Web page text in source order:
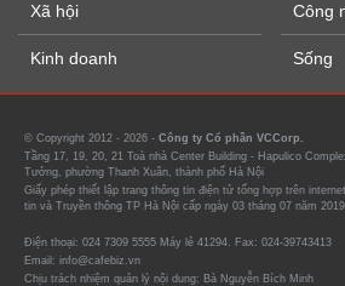
Xã hội
Kinh doanh
Công
Sống
© Copyright 2012 - 2026 - Công ty Cổ phần VCCorp.
Tầng 17, 19, 20, 21 Toà nhà Center Building - Hapulico
Tưởng, phường Thanh Xuân, thành phố Hà Nội
Giấy phép thiết lập trang thông tin điện tử tổng hợp trên
tin và Truyền thông TP Hà Nội cấp ngày 03 tháng 07 năm
Điện thoại: 024 7309 5555 Máy lẻ 41294. Fax: 024-39743413
Email: info@cafebiz.vn
Chịu trách nhiệm quản lý nội dung: Bà Nguyễn Bích Minh